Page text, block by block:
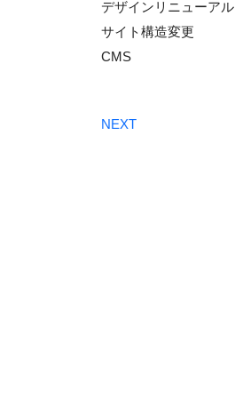
デザインリニューアル
サイト構造変更
CMS
NEXT